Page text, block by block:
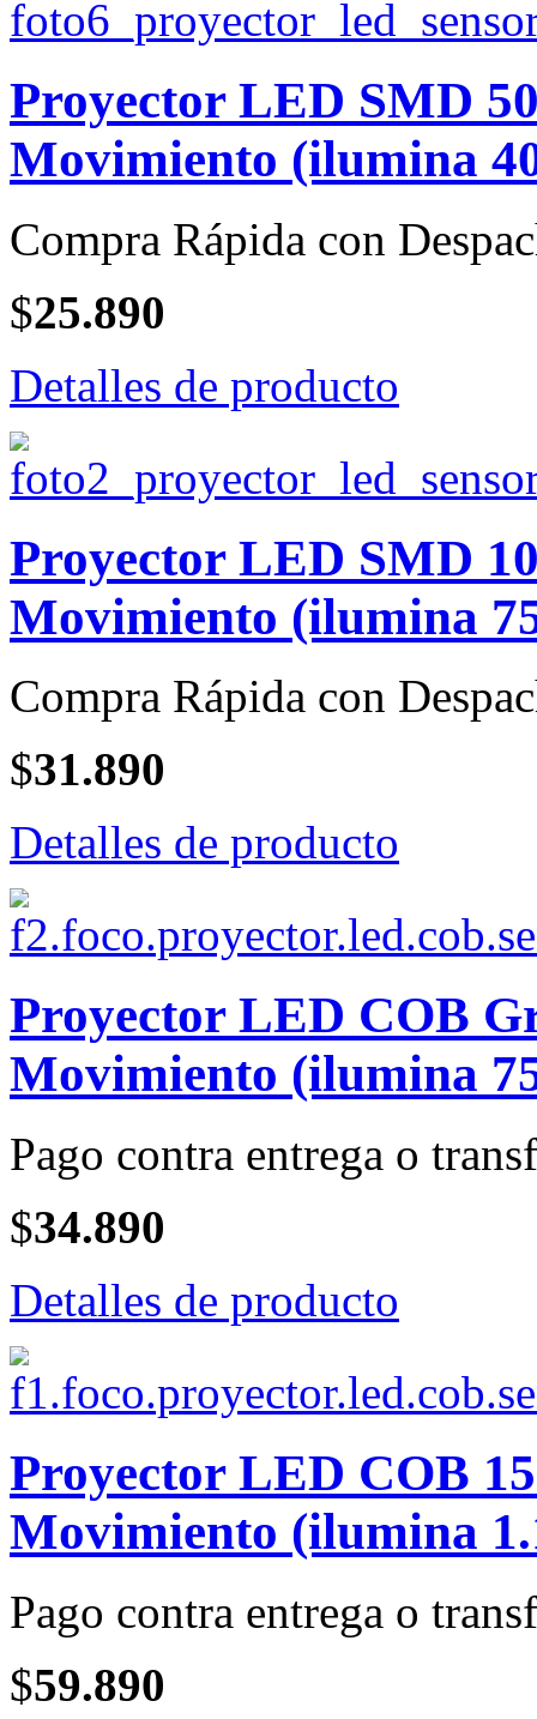
Proyector LED SMD
Movimiento (ilumina
Compra Rápida con
$25.890
Detalles de producto
Proyector LED SMD
Movimiento (ilumina
Compra Rápida con
$31.890
Detalles de producto
Proyector LED COB
Movimiento (ilumina
Pago contra entrega o
$34.890
Detalles de producto
Proyector LED COB
Movimiento (ilumina
Pago contra entrega o
$59.890